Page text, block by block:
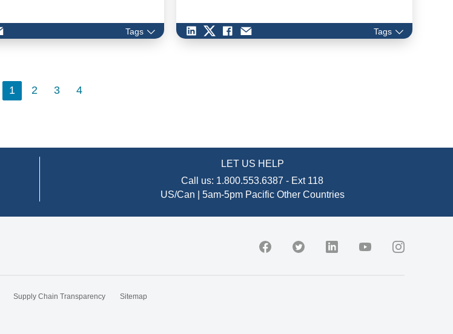
Tags Tags
1 2 3 4
LET US HELP
Call us: 1.800.553.6387 - Ext 118
US/Can | 5am-5pm Pacific Other Countries